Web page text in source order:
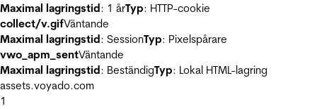
Maximal lagringstid: 1 årTyp: HTTP-cookie
collect/v.gifVäntande
Maximal lagringstid: SessionTyp: Pixelspårare
vwo_apm_sentVäntande
Maximal lagringstid: BeständigTyp: Lokal HTML-lagring
assets.voyado.com
1